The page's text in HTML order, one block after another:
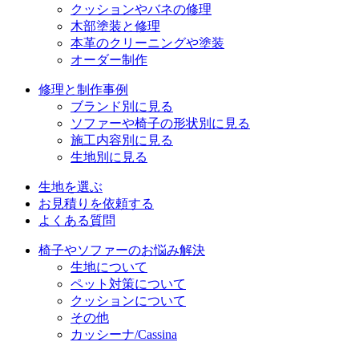
クッションやバネの修理
木部塗装と修理
本革のクリーニングや塗装
オーダー制作
修理と制作事例
ブランド別に見る
ソファーや椅子の形状別に見る
施工内容別に見る
生地別に見る
生地を選ぶ
お見積りを依頼する
よくある質問
椅子やソファーのお悩み解決
生地について
ペット対策について
クッションについて
その他
カッシーナ/Cassina